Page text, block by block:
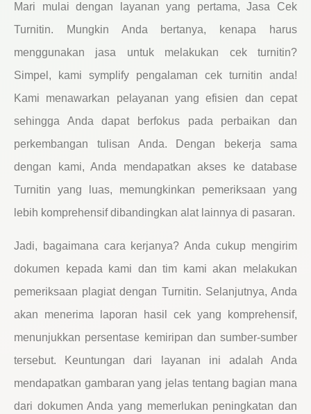
Mari mulai dengan layanan yang pertama, Jasa Cek
Turnitin. Mungkin Anda bertanya, kenapa harus
menggunakan jasa untuk melakukan cek turnitin?
Simpel, kami symplify pengalaman cek turnitin anda!
Kami menawarkan pelayanan yang efisien dan cepat
sehingga Anda dapat berfokus pada perbaikan dan
perkembangan tulisan Anda. Dengan bekerja sama
dengan kami, Anda mendapatkan akses ke database
Turnitin yang luas, memungkinkan pemeriksaan yang
lebih komprehensif dibandingkan alat lainnya di pasaran.
Jadi, bagaimana cara kerjanya? Anda cukup mengirim
dokumen kepada kami dan tim kami akan melakukan
pemeriksaan plagiat dengan Turnitin. Selanjutnya, Anda
akan menerima laporan hasil cek yang komprehensif,
menunjukkan persentase kemiripan dan sumber-sumber
tersebut. Keuntungan dari layanan ini adalah Anda
mendapatkan gambaran yang jelas tentang bagian mana
dari dokumen Anda yang memerlukan peningkatan dan